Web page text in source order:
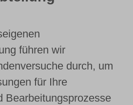
führen wir
durch, um
für Ihre
Bearbeitungsprozesse